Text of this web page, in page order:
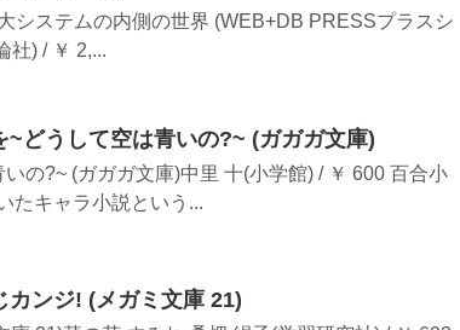
システムの内側の世界 (WEB+DB PRESSプラスシ
社) / ￥ 2,...
どうして空は青いの?~ (ガガガ文庫)
の?~ (ガガガ文庫)中里 十(小学館) / ￥ 600 百合小
たキャラ小説という...
ンジ! (メガミ文庫 21)